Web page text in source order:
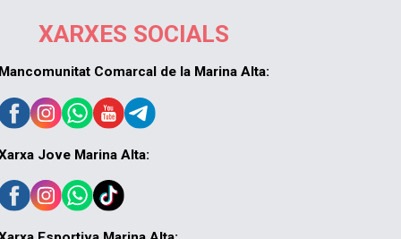
XARXES SOCIALS
Mancomunitat Comarcal de la Marina Alta:
Jove Marina Alta: